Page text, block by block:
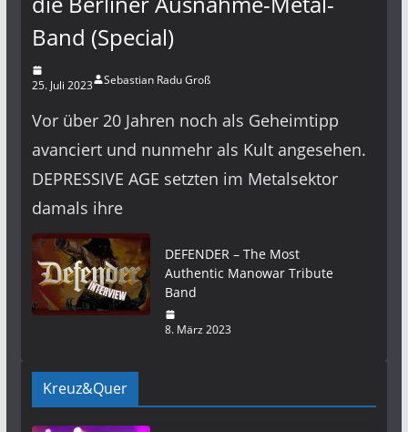
Band (Special)
25. Juli 2023 Sebastian Radu Groß
Vor über 20 Jahren noch als Geheimtipp
avanciert und nunmehr als Kult angesehen.
DEPRESSIVE AGE setzten im Metalsektor
damals ihre
DEFENDER – The Most
Authentic Manowar Tribute
Band
8. März 2023
Kreuz&Quer